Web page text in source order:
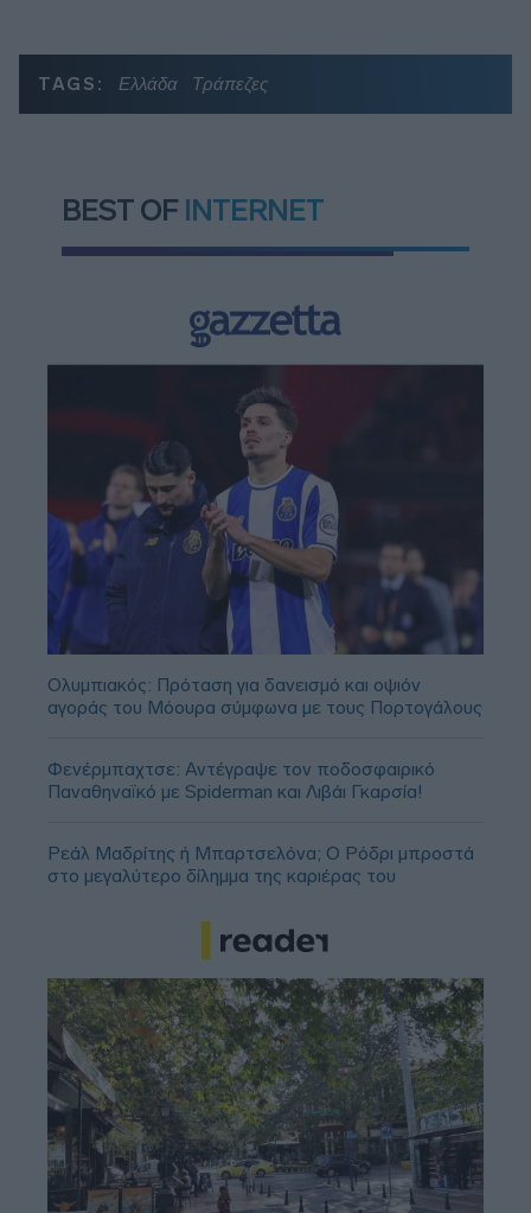
TAGS: Ελλάδα Τράπεζες
BEST OF INTERNET
Ολυμπιακός: Πρόταση για δανεισμό και οψιόν
αγοράς του Μόουρα σύμφωνα με τους Πορτογάλους
Φενέρμπαχτσε: Αντέγραψε τον ποδοσφαιρικό
Παναθηναϊκό με Spiderman και Λιβάι Γκαρσία!
Ρεάλ Μαδρίτης ή Μπαρτσελόνα; Ο Ρόδρι μπροστά
στο μεγαλύτερο δίλημμα της καριέρας του